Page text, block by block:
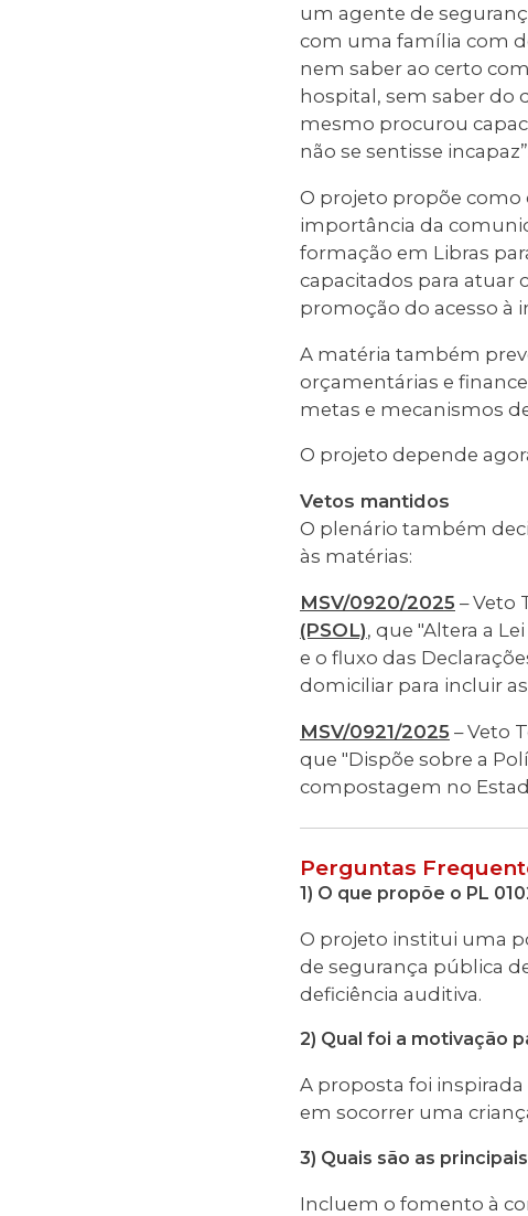
um agente de
com uma família com
nem saber ao certo
hospital, sem saber do
mesmo procurou
não se sentisse
O projeto propõe como
importância da
formação em Libras
capacitados para atuar
promoção do acesso à
A matéria também
orçamentárias e
metas e mecanismos
O projeto depende
Vetos mantidos
O plenário também
às matérias:
MSV/0920/2025 – Veto
(PSOL), que "Altera a
e o fluxo das
domiciliar para incluir
MSV/0921/2025 – Veto
que "Dispõe sobre a
compostagem no
Perguntas
1) O que propõe o PL
O projeto institui uma
de segurança pública
deficiência auditiva.
2) Qual foi a motivação
A proposta foi
em socorrer uma
3) Quais são as
Incluem o fomento à